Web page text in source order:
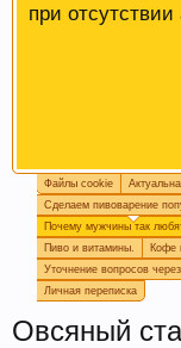
при отсутствии
Пиво богато
приходят из
состоит. Эти
Файлы cookie
Сделаем пивоварение
Почему мужчины так
Пиво и витамины.
Кофе
Уточнение вопросов
Личная переписка
Овсяный